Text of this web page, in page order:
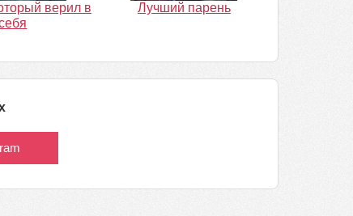
верил в
Лучший парень